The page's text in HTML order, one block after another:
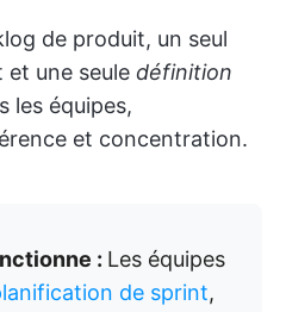
de produit, un seul
une seule définition
les équipes,
et concentration.
: Les équipes
de sprint,